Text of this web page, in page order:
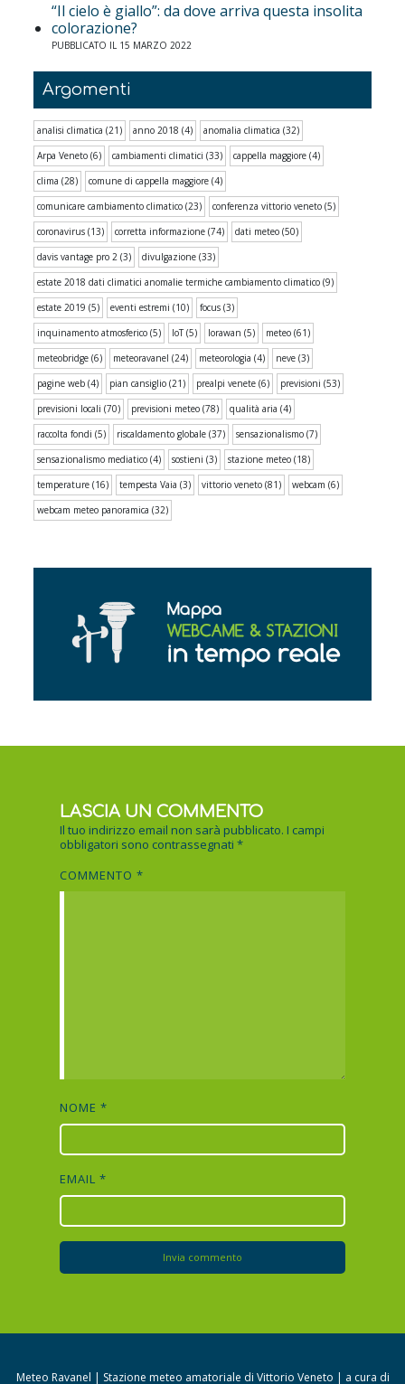
“Il cielo è giallo”: da dove arriva questa insolita
colorazione?
PUBBLICATO IL 15 MARZO 2022
Argomenti
analisi climatica (21) anno 2018 (4) anomalia climatica (32)
Arpa Veneto (6) cambiamenti climatici (33) cappella maggiore (4)
clima (28) comune di cappella maggiore (4)
comunicare cambiamento climatico (23) conferenza vittorio veneto (5)
coronavirus (13) corretta informazione (74) dati meteo (50)
davis vantage pro 2 (3) divulgazione (33)
estate 2018 dati climatici anomalie termiche cambiamento climatico (9)
estate 2019 (5) eventi estremi (10) focus (3)
inquinamento atmosferico (5) IoT(5) lorawan (5) meteo (61)
meteobridge (6) meteoravanel (24) meteorologia (4) neve (3)
pagine web (4) pian cansiglio (21) prealpi venete (6) previsioni (53)
previsioni locali (70) previsioni meteo (78) qualità aria (4)
raccolta fondi (5) riscaldamento globale (37) sensazionalismo (7)
sensazionalismo mediatico (4) sostieni (3) stazione meteo (18)
temperature (16) tempesta Vaia (3) vittorio veneto (81) webcam (6)
webcam meteo panoramica (32)
LASCIA UN COMMENTO
Il tuo indirizzo email non sarà pubblicato. I campi
obbligatori sono contrassegnati*
COMMENTO*
NOME*
EMAIL*
Meteo Ravanel | Stazione meteo amatoriale di Vittorio Veneto | a cura di